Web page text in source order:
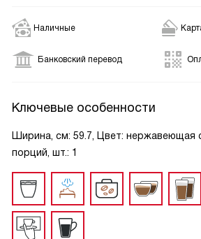
Наличные
Банковский перевод
Ключевые особенности
Ширина, см: 59.7, Цвет: нержавеющая
порций, шт.: 1